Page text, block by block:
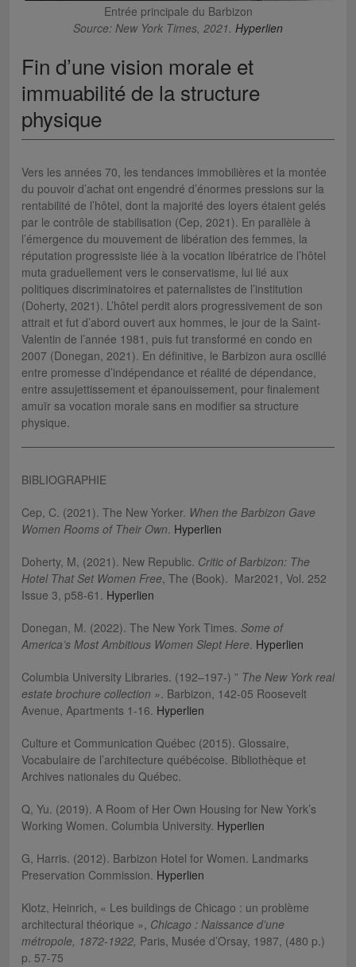
Entrée principale du Barbizon
Source: New York Times, 2021. Hyperlien
Fin d’une vision morale et
immuabilité de la structure
physique
Vers les années 70, les tendances immobilières et la montée
du pouvoir d’achat ont engendré d’énormes pressions sur la
rentabilité de l’hôtel, dont la majorité des loyers étaient gelés
par le contrôle de stabilisation (Cep, 2021). En parallèle à
l’émergence du mouvement de libération des femmes, la
réputation progressiste liée à la vocation libératrice de l’hôtel
muta graduellement vers le conservatisme, lui lié aux
politiques discriminatoires et paternalistes de l’institution
(Doherty, 2021). L’hôtel perdit alors progressivement de son
attrait et fut d’abord ouvert aux hommes, le jour de la Saint-
Valentin de l’année 1981, puis fut transformé en condo en
2007 (Donegan, 2021). En définitive, le Barbizon aura oscillé
entre promesse d’indépendance et réalité de dépendance,
entre assujettissement et épanouissement, pour finalement
amuïr sa vocation morale sans en modifier sa structure
physique.
BIBLIOGRAPHIE
Cep, C. (2021). The New Yorker. When the Barbizon Gave
Women Rooms of Their Own. Hyperlien
Doherty, M, (2021). New Republic. Critic of Barbizon: The
Hotel That Set Women Free, The (Book). Mar2021, Vol. 252
Issue 3, p58-61. Hyperlien
Donegan, M. (2022). The New York Times. Some of
America’s Most Ambitious Women Slept Here. Hyperlien
Columbia University Libraries. (192–197-) ” The New York real
estate brochure collection ». Barbizon, 142-05 Roosevelt
Avenue, Apartments 1-16. Hyperlien
Culture et Communication Québec (2015). Glossaire,
Vocabulaire de l’architecture québécoise. Bibliothèque et
Archives nationales du Québec.
Q, Yu. (2019). A Room of Her Own Housing for New York’s
Working Women. Columbia University. Hyperlien
G, Harris. (2012). Barbizon Hotel for Women. Landmarks
Preservation Commission. Hyperlien
Klotz, Heinrich, « Les buildings de Chicago : un problème
architectural théorique », Chicago : Naissance d’une
métropole, 1872-1922, Paris, Musée d’Orsay, 1987, (480 p.)
p. 57-75